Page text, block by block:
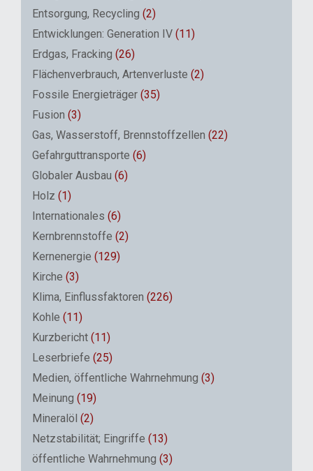
Entsorgung, Recycling (2)
Entwicklungen: Generation IV (11)
Erdgas, Fracking (26)
Flächenverbrauch, Artenverluste (2)
Fossile Energieträger (35)
Fusion (3)
Gas, Wasserstoff, Brennstoffzellen (22)
Gefahrguttransporte (6)
Globaler Ausbau (6)
Holz (1)
Internationales (6)
Kernbrennstoffe (2)
Kernenergie (129)
Kirche (3)
Klima, Einflussfaktoren (226)
Kohle (11)
Kurzbericht (11)
Leserbriefe (25)
Medien, öffentliche Wahrnehmung (3)
Meinung (19)
Mineralöl (2)
Netzstabilität; Eingriffe (13)
öffentliche Wahrnehmung (3)